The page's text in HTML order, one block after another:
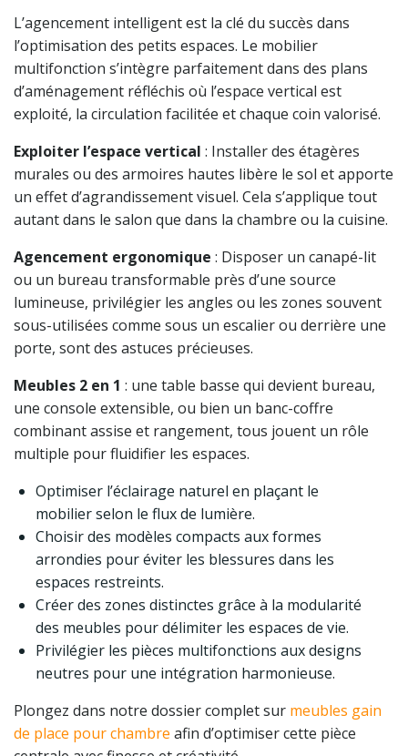
L’agencement intelligent est la clé du succès dans
l’optimisation des petits espaces. Le mobilier
multifonction s’intègre parfaitement dans des plans
d’aménagement réfléchis où l’espace vertical est
exploité, la circulation facilitée et chaque coin valorisé.
Exploiter l’espace vertical : Installer des étagères
murales ou des armoires hautes libère le sol et apporte
un effet d’agrandissement visuel. Cela s’applique tout
autant dans le salon que dans la chambre ou la cuisine.
Agencement ergonomique : Disposer un canapé-lit
ou un bureau transformable près d’une source
lumineuse, privilégier les angles ou les zones souvent
sous-utilisées comme sous un escalier ou derrière une
porte, sont des astuces précieuses.
Meubles 2 en 1 : une table basse qui devient bureau,
une console extensible, ou bien un banc-coffre
combinant assise et rangement, tous jouent un rôle
multiple pour fluidifier les espaces.
Optimiser l’éclairage naturel en plaçant le
mobilier selon le flux de lumière.
Choisir des modèles compacts aux formes
arrondies pour éviter les blessures dans les
espaces restreints.
Créer des zones distinctes grâce à la modularité
des meubles pour délimiter les espaces de vie.
Privilégier les pièces multifonctions aux designs
neutres pour une intégration harmonieuse.
Plongez dans notre dossier complet sur meubles gain
de place pour chambre afin d’optimiser cette pièce